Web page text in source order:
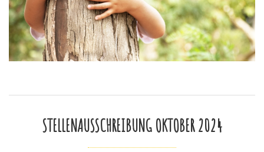
STELLENAUSSCHREIBUNG OKTOBER 2024